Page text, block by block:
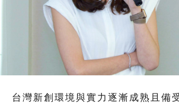
台灣新創環境與實力逐漸成熟且備